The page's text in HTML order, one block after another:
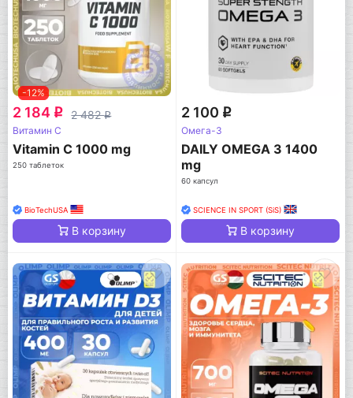
-12%
2 184 q 2 482q
Витамин C
Vitamin C 1000 mg
250 таблеток
BioTechUSA
В корзину
2 100 q
Омега-3
DAILY OMEGA 3 1400
mg
60 капсул
SCIENCE IN SPORT (SiS)
В корзину